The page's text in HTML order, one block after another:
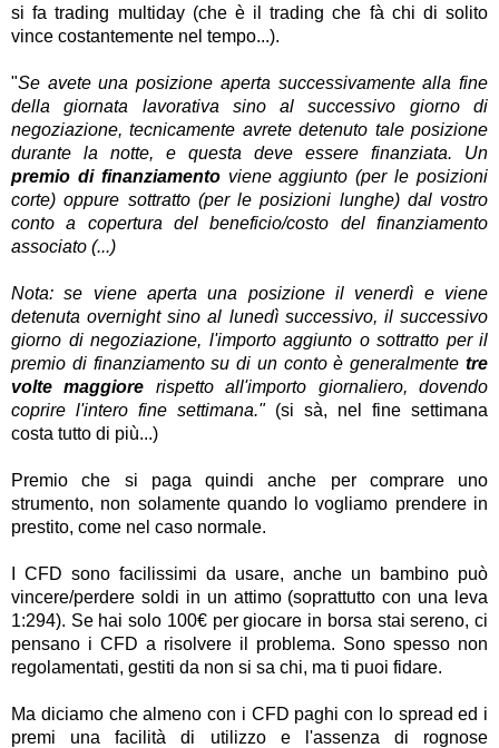
si fa trading multiday (che è il trading che fà chi di solito
vince costantemente nel tempo...).
"Se avete una posizione aperta successivamente alla fine
della giornata lavorativa sino al successivo giorno di
negoziazione, tecnicamente avrete detenuto tale posizione
durante la notte, e questa deve essere finanziata. Un
premio di finanziamentoviene aggiunto (per le posizioni
corte) oppure sottratto (per le posizioni lunghe) dal vostro
conto a copertura del beneficio/costo del finanziamento
associato (...)
Nota: se viene aperta una posizione il venerdì e viene
detenuta overnight sino al lunedì successivo, il successivo
giorno di negoziazione, l'importo aggiunto o sottratto per il
premio di finanziamento su di un conto è generalmente tre
volte maggiore rispetto all'importo giornaliero, dovendo
coprire l'intero fine settimana."(si sà, nel fine settimana
costa tutto di più...)
Premio che si paga quindi anche per comprare uno
strumento, non solamente quando lo vogliamo prendere in
prestito, come nel caso normale.
I CFD sono facilissimi da usare, anche un bambino può
vincere/perdere soldi in un attimo (soprattutto con una leva
1:294). Se hai solo 100€ per giocare in borsa stai sereno, ci
pensano i CFD a risolvere il problema. Sono spesso non
regolamentati, gestiti da non si sa chi, ma ti puoi fidare.
Ma diciamo che almeno con i CFD paghi con lo spread ed i
premi una facilità di utilizzo e l'assenza di rognose